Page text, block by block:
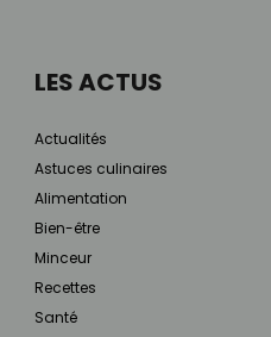
LES ACTUS
Actualités
Astuces culinaires
Alimentation
Bien-être
Minceur
Recettes
Santé